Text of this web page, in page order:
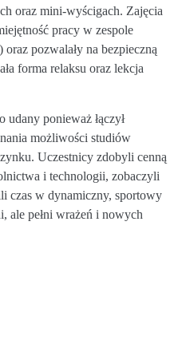
oraz mini-wyścigach. Zajęcia
pracy w zespole
pozwalały na bezpieczną
forma relaksu oraz lekcja
udany ponieważ łączył
możliwości studiów
Uczestnicy zdobyli cenną
i technologii, zobaczyli
czas w dynamiczny, sportowy
ale pełni wrażeń i nowych